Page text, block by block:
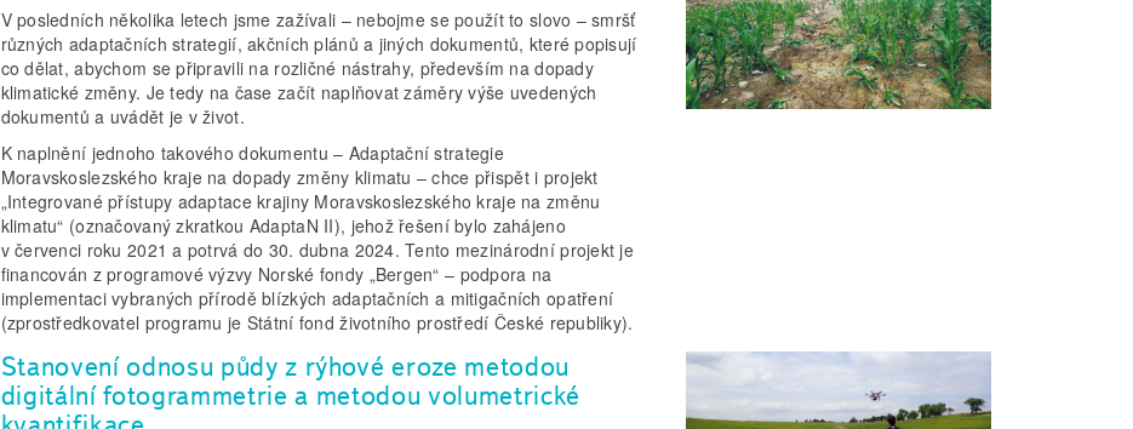
V posledních několika letech jsme zažívali – nebojme se použít to slovo – smršť
různých adaptačních strategií, akčních plánů a jiných dokumentů, které popisují
co dělat, abychom se připravili na rozličné nástrahy, především na dopady
klimatické změny. Je tedy na čase začít naplňovat záměry výše uvedených
dokumentů a uvádět je v život.
K naplnění jednoho takového dokumentu – Adaptační strategie
Moravskoslezského kraje na dopady změny klimatu – chce přispět i projekt
„Integrované přístupy adaptace krajiny Moravskoslezského kraje na změnu
klimatu“ (označovaný zkratkou AdaptaN II), jehož řešení bylo zahájeno
v červenci roku 2021 a potrvá do 30. dubna 2024. Tento mezinárodní projekt je
financován z programové výzvy Norské fondy „Bergen“ – podpora na
implementaci vybraných přírodě blízkých adaptačních a mitigačních opatření
(zprostředkovatel programu je Státní fond životního prostředí České republiky).
Stanovení odnosu půdy z rýhové eroze metodou
digitální fotogrammetrie a metodou volumetrické